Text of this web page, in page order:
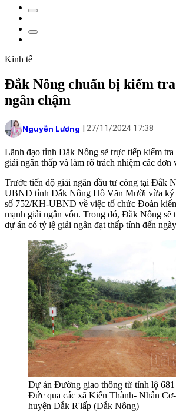
Kinh tế
Đắk Nông chuẩn bị kiểm
ngân chậm
Nguyễn Lương 27/11/2024 17:38
Lãnh đạo tỉnh Đắk Nông sẽ trực tiếp kiểm tra
giải ngân thấp và làm rõ trách nhiệm các đơn
Trước tiến độ giải ngân đầu tư công tại Đắk
UBND tỉnh Đắk Nông Hồ Văn Mười vừa ký
số 752/KH-UBND về việc tổ chức Đoàn
mạnh giải ngân vốn. Trong đó, Đắk Nông sẽ
dự án có tỷ lệ giải ngân đạt thấp tính đến
Dự án Đường giao thông từ tỉnh lộ
Đức qua các xã Kiến Thành- Nhân
huyện Đắk R'lấp (Đắk Nông)